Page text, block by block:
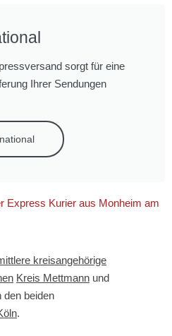
sorgt für eine
Ihrer Sendungen
Express Kurier aus Monheim am
kreisangehörige
Kreis Mettmann und
den beiden
.